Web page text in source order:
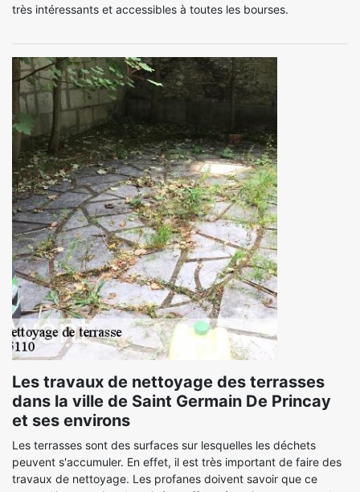
très intéressants et accessibles à toutes les bourses.
Les travaux de nettoyage des terrasses
dans la ville de Saint Germain De Princay
et ses environs
Les terrasses sont des surfaces sur lesquelles les déchets
peuvent s'accumuler. En effet, il est très important de faire des
travaux de nettoyage. Les profanes doivent savoir que ce